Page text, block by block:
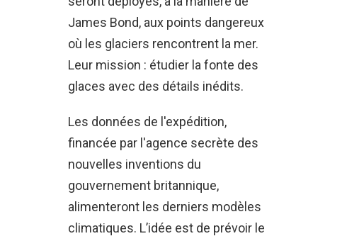
James Bond, aux points dangereux
où les glaciers rencontrent la mer.
Leur mission : étudier la fonte des
glaces avec des détails inédits.
Les données de l'expédition,
financée par l'agence secrète des
nouvelles inventions du
gouvernement britannique,
alimenteront les derniers modèles
climatiques. L’idée est de prévoir le